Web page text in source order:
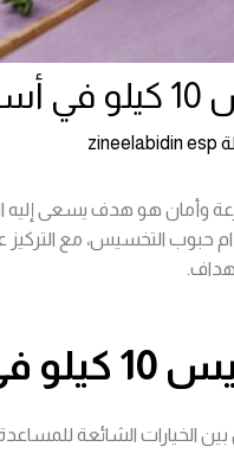
zineelabidin esp
وأمان هو هدف يسعى إليه
أسبوع